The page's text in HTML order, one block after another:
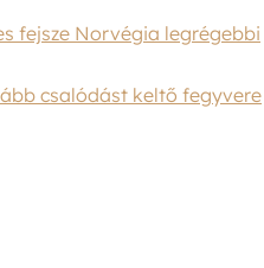
fejsze Norvégia legrégebbi
csalódást keltő fegyvere